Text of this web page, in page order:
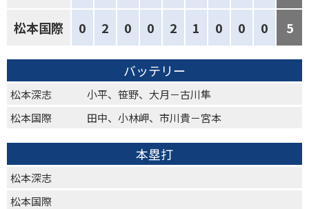
松本国際 0 2 0 0 2 1 0 0 0 5
バッテリー
松本深志
小平、笹野、大月－古川隼
松本国際
田中、小林岬、市川貴－宮本
本塁打
松本深志
松本国際